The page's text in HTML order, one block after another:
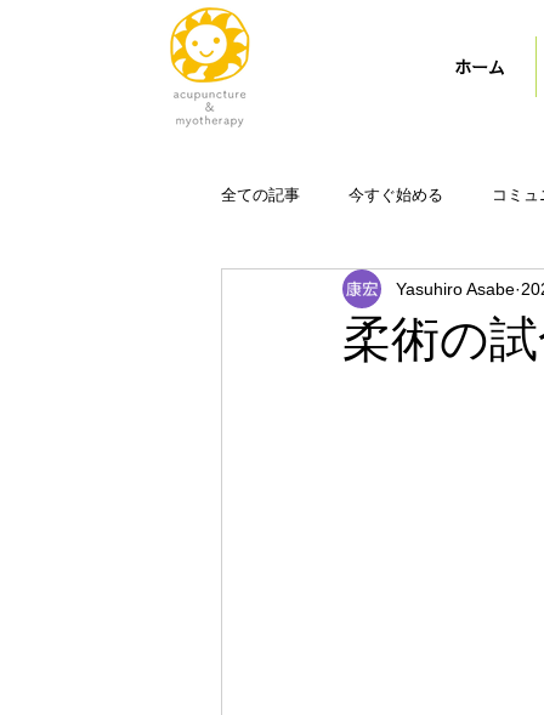
ホーム
全ての記事 今すぐ始める コミュ
柔術の
Yasuhiro Asabe